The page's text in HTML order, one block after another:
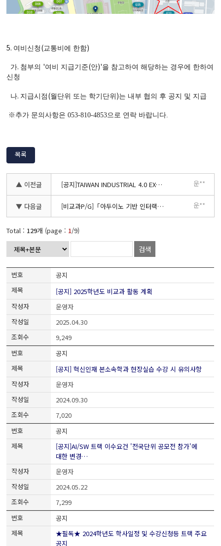
5. 여비신청 (교통비에 한함)
가. 첨부의 '여비 지급기준(안)'을 참고하여 해당하는 경우에 한하여
신청
나. 지급시점 (월단위 또는 학기단위 )는 내부 협의 후 공지 및 지급
※추가 문의사항은 053-810-4853으로 연락 바랍니다.
목록
▲ 이전글 [공지]TAIWAN INDUSTRIAL 4.0 EXPO 2025(Intelligent Asia 2025) 해외탐방 프로그램 신청자 모집 운**
▼ 다음글 [비교과P/G]「아두이노 기반 인터랙티브 미디어 아트」프로그램 신청자 모집 운**
Total : 129개 (page : 1/9)
검색
공지
[공지] 2025학년도 비교과 활동 계획
운영자
2025.04.30
9,249
공지
[공지] 혁신인재 본소속학과 현장실습 수강 시 유의사항
운영자
2024.09.30
7,020
공지
[공지]AI/SW 트랙 이수요건 '전국단위 공모전 참가'에
대한 변경…
운영자
2024.05.22
7,299
공지
★필독★ 2024학년도 학사일정 및 수강신청등 트랙 주요
공지